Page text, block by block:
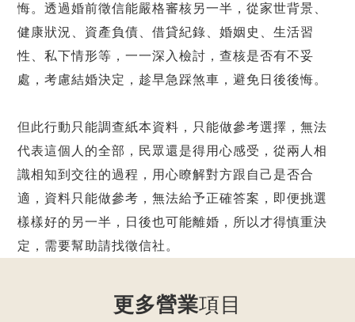
悔。透過婚前徵信能嚴格審核另一半，從家世背景、
健康狀況、資產負債、借貸紀錄、婚姻史、生活習
性、私下情形等，一一深入檢討，查核是否有不妥
處，考慮結婚決定，趁早急踩煞車，避免日後後悔。
但此行動只能調查紙本資料，只能做參考選擇，無法
代表這個人的全部，民眾還是得用心感受，從兩人相
識相知到交往的過程，用心瞭解對方跟自己是否合
適，資料只能做參考，無法給予正確答案，即便挑選
樣樣好的另一半，日後也可能離婚，所以才得慎重決
定，需要幫助請找徵信社。
更多營業項目